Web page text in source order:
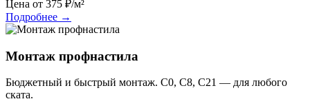
Цена от 375 ₽/м²
Подробнее →
Монтаж профнастила
Бюджетный и быстрый монтаж. С0, С8, С21 — для любого
ската.